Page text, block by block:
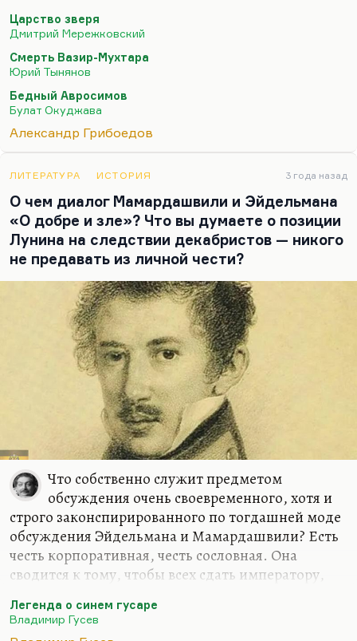
А, в конце концов, «Смерть Вазир-Мухтара»?
Грибоедовская судьба, которую Тынянов так
хитро примерил на свою. Конечно, это роман о
себе, но и о декабризме тоже. Мы знаем, что
Грибоедов при всем своем скептическом
отношении к заговору был в него интегрирован
крайне глубоко. Слава богу, что его успели
огромное количество документов. Ну, у
Нечкиной в книге «Грибоедов и декабристы» все
это подробно рассмотрено. А…
Царство зверя
Дмитрий Мережковский
Смерть Вазир-Мухтара
Юрий Тынянов
Бедный Авросимов
Булат Окуджава
Александр Грибоедов
ЛИТЕРАТУРА ИСТОРИЯ 3 года назад
О чем диалог Мамардашвили и Эйдельмана
«О добре и зле»? Что вы думаете о позиции
Лунина на следствии декабристов — никого
не предавать из личной чести?
Что собственно служит предметом
обсуждения очень своевременного, хотя и
строго законспирированного по тогдашней моде
обсуждения Эйдельмана и Мамардашвили? Есть
честь корпоративная, честь сословная. Она
сводится к тому, чтобы всех сдать императору,
лоялен к феодалу. Ну, ничего не поделаешь,
вассал обязан быть лоялен к верховной власти, к
Легенда о синем гусаре
Владимир Гусев